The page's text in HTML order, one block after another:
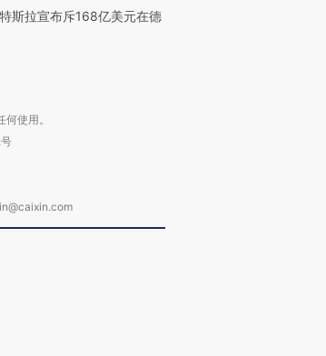
斯拉宣布斥168亿美元在德
使用。